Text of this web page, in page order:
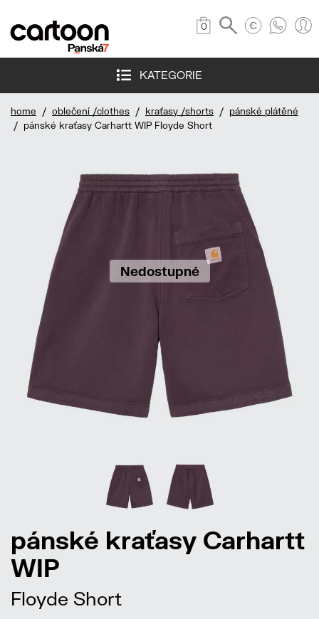
0
KATEGORIE
home / oblečení /clothes / kraťasy /shorts / pánské plátěné
/ pánské kraťasy Carhartt WIP Floyde Short
Nedostupné
pánské kraťasy Carhartt
WIP
Floyde Short